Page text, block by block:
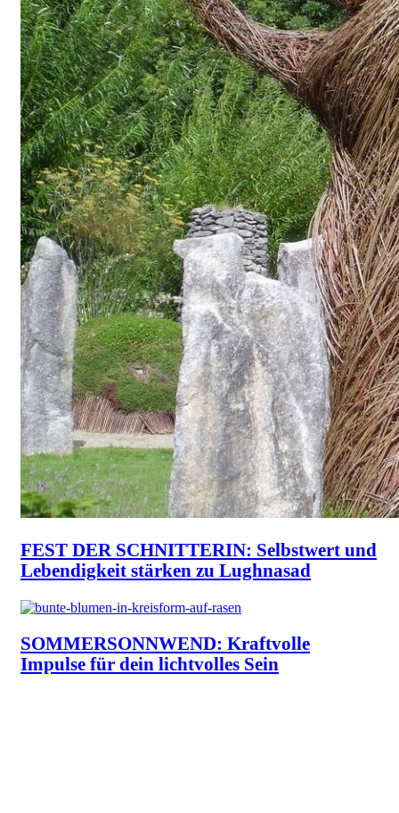
FEST DER SCHNITTERIN: Selbstwert und
Lebendigkeit stärken zu Lughnasad
SOMMERSONNWEND: Kraftvolle
Impulse für dein lichtvolles Sein